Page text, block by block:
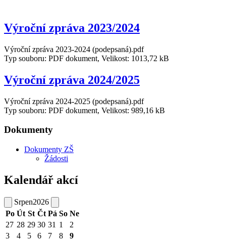
Výroční zpráva 2023/2024
Výroční zpráva 2023-2024 (podepsaná).pdf
Typ souboru: PDF dokument, Velikost: 1013,72 kB
Výroční zpráva 2024/2025
Výroční zpráva 2024-2025 (podepsaná).pdf
Typ souboru: PDF dokument, Velikost: 989,16 kB
Dokumenty
Dokumenty ZŠ
Žádosti
Kalendář akcí
Srpen2026
Po Út St Čt Pá So Ne
27 28 29 30 31 1
2
3
4 5 6 7 8
9